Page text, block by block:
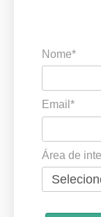
Nome*
Email*
Área de